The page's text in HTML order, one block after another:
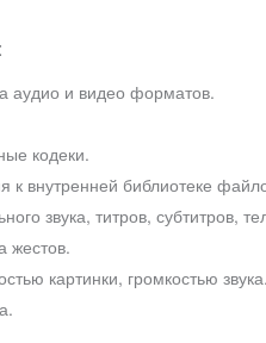
аудио и видео форматов.
кодеки.
к внутренней библиотеке
звука, титров, субтитров,
жестов.
картинки, громкостью звука.